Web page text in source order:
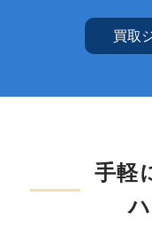
買取
手軽